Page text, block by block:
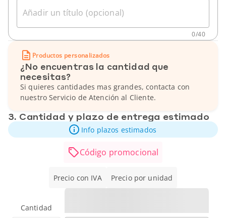
Añadir un título (opcional)
0/40
Productos personalizados
¿No encuentras la cantidad que
necesitas?
Si quieres cantidades mas grandes, contacta con
nuestro Servicio de Atención al Cliente.
3. Cantidad y plazo de entrega estimado
Info plazos estimados
Código promocional
Precio con IVA Precio por unidad
Cantidad